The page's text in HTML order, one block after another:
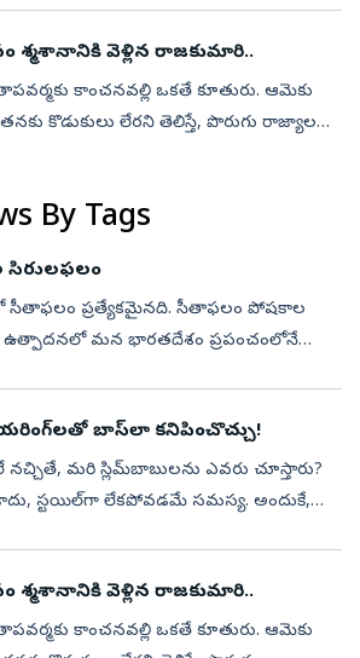
శ్మశానానికి వెళ్లిన రాజకుమారి..
కాంచనవల్లి ఒకతే కూతురు. ఆమెకు
కొడుకులు లేరని తెలిస్తే, పొరుగు రాజ్యాల
By Tags
సీతాఫలం ప్రత్యేకమైనది. సీతాఫలం పోషకాల
మన భారతదేశం ప్రపంచంలోనే
బాస్‌లా కనిపించొచ్చు!
చూస్తారు?
స్టయిల్‌గా లేకపోవడమే సమస్య. అందుకే,
శ్మశానానికి వెళ్లిన రాజకుమారి..
కాంచనవల్లి ఒకతే కూతురు. ఆమెకు